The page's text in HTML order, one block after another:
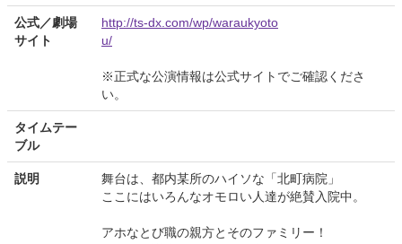
公式／劇場
サイト
http://ts-dx.com/wp/waraukyoto
u/
※正式な公演情報は公式サイトでご確認くださ
い。
タイムテー
ブル
説明
舞台は、都内某所のハイソな「北町病院」
ここにはいろんなオモロい人達が絶賛入院中。
アホなとび職の親方とそのファミリー！